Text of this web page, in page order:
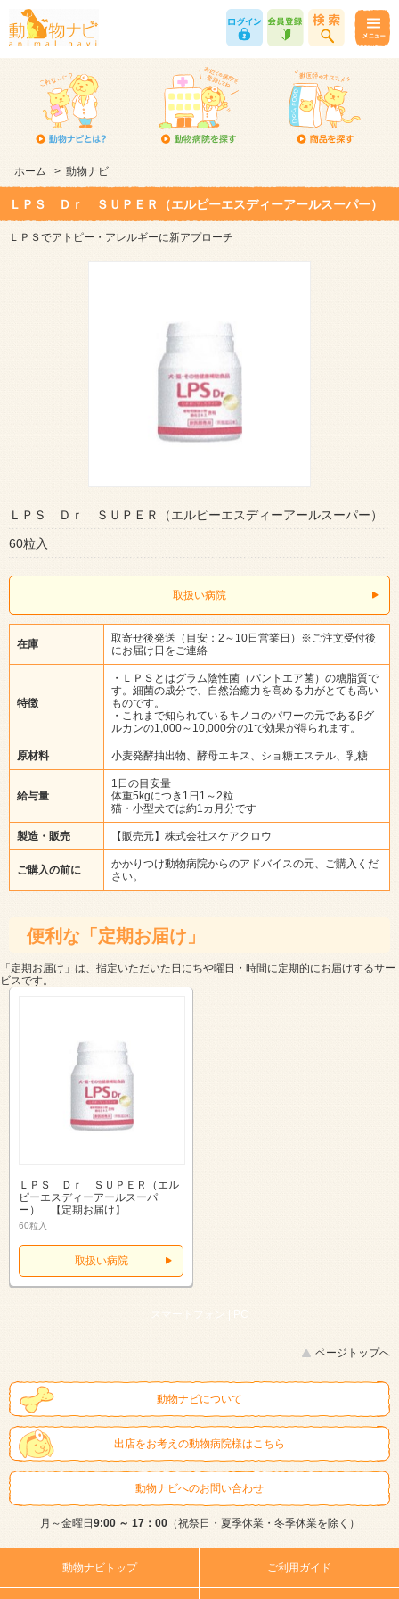
ホーム > 動物ナビ
ＬＰＳ Ｄｒ ＳＵＰＥＲ（エルピーエスディーアールスーパー）
ＬＰＳでアトピー・アレルギーに新アプローチ
ＬＰＳ Ｄｒ ＳＵＰＥＲ（エルピーエスディーアールスーパー）
60粒入
取扱い病院
在庫
取寄せ後発送（目安：2～10日営業日）※ご注文受付後
にお届け日をご連絡
特徴
・ＬＰＳとはグラム陰性菌（パントエア菌）の糖脂質で
す。細菌の成分で、自然治癒力を高める力がとても高い
ものです。
・これまで知られているキノコのパワーの元であるβグ
ルカンの1,000～10,000分の1で効果が得られます。
原材料 小麦発酵抽出物、酵母エキス、ショ糖エステル、乳糖
給与量
1日の目安量
体重5kgにつき1日1～2粒
猫・小型犬では約1カ月分です
製造・販売 【販売元】株式会社スケアクロウ
ご購入の前に
かかりつけ動物病院からのアドバイスの元、ご購入くだ
さい。
便利な「定期お届け」
「定期お届け」 は、指定いただいた日にちや曜日・時間に定期的にお届けするサー
ビスです。
ＬＰＳ Ｄｒ ＳＵＰＥＲ（エル
ピーエスディーアールスーパ
ー） 【定期お届け】
60粒入
取扱い病院
スマートフォン | PC
ページトップへ
動物ナビについて
出店をお考えの動物病院様はこちら
動物ナビへのお問い合わせ
月～金曜日 9:00 ～ 17：00（祝祭日・夏季休業・冬季休業を除く）
動物ナビトップ ご利用ガイド